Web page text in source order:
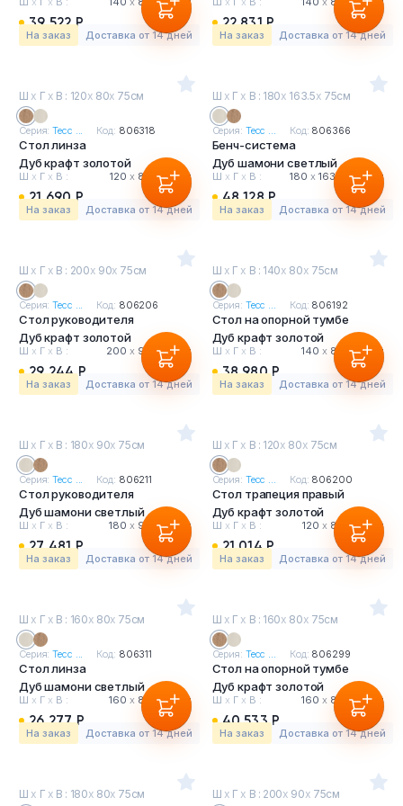
39 522 Р
На заказ Доставка от 14 дней
22 831 Р
На заказ Доставка от 14 дней
Ш х Г х В : 120х 80х 75см
Серия:Тесс ... Код: 806318
Стол линза
Дуб крафт золотой
Ш х Г х В : 120 х80 х75 см
21 690 Р
На заказ Доставка от 14 дней
Ш х Г х В : 180х 163.5х 75см
Серия: Тесс ... Код: 806366
Бенч-система
Дуб шамони светлый
Ш х Г х В : 180 х 163.5 х75 см
48 128 Р
На заказ Доставка от 14 дней
Ш х Г х В : 200х 90х 75см
Серия:Тесс ... Код: 806206
Стол руководителя
Дуб крафт золотой
Ш х Г х В : 200 х90 х75 см
29 244 Р
На заказ Доставка от 14 дней
Ш х Г х В : 140х 80х 75см
Серия: Тесс ... Код: 806192
Стол на опорной тумбе
Дуб крафт золотой
Ш х Г х В : 140 х 80 х75 см
38 980 Р
На заказ Доставка от 14 дней
Ш х Г х В : 180х 90х 75см
Серия:Тесс ... Код: 806211
Стол руководителя
Дуб шамони светлый
Ш х Г х В : 180 х90 х75 см
27 481 Р
На заказ Доставка от 14 дней
Ш х Г х В : 120х 80х 75см
Серия: Тесс ... Код: 806200
Стол трапеция правый
Дуб крафт золотой
Ш х Г х В : 120 х 80 х75 см
21 014 Р
На заказ Доставка от 14 дней
Ш х Г х В : 160х 80х 75см
Серия:Тесс ... Код: 806311
Стол линза
Дуб шамони светлый
Ш х Г х В : 160 х80 х75 см
26 277 Р
На заказ Доставка от 14 дней
Ш х Г х В : 160х 80х 75см
Серия: Тесс ... Код: 806299
Стол на опорной тумбе
Дуб крафт золотой
Ш х Г х В : 160 х 80 х75 см
40 533 Р
На заказ Доставка от 14 дней
Ш х Г х В : 180х 80х 75см Ш х Г х В : 200х 90х 75см